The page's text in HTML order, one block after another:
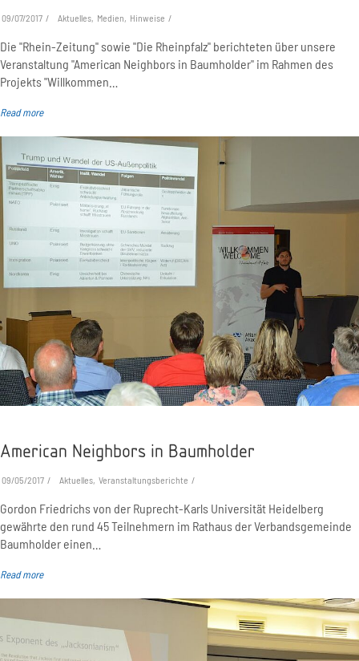
09/07/2017 Aktuelles, Medien, Hinweise
Die "Rhein-Zeitung" sowie "Die Rheinpfalz" berichteten über unsere
Veranstaltung "American Neighbors in Baumholder" im Rahmen des
Projekts "Willkommen…
Read more
American Neighbors in Baumholder
09/05/2017 Aktuelles, Veranstaltungsberichte
Gordon Friedrichs von der Ruprecht-Karls Universität Heidelberg
gewährte den rund 45 Teilnehmern im Rathaus der Verbandsgemeinde
Baumholder einen…
Read more